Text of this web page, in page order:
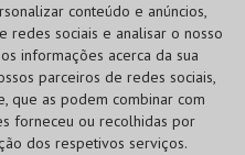
conteúdo e anúncios,
redes sociais e analisar o nosso
informações acerca da sua
parceiros de redes sociais,
que as podem combinar com
forneceu ou recolhidas por
dos respetivos serviços.